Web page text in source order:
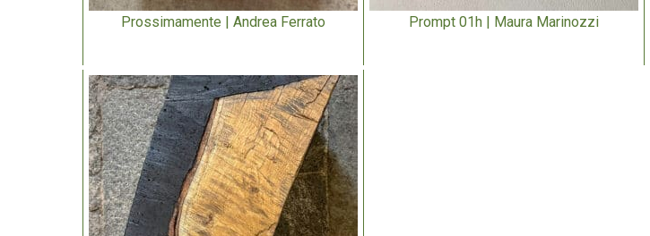
Prossimamente | Andrea Ferrato Prompt 01h | Maura Marinozzi